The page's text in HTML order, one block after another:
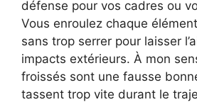
défense pour vos cadres ou
Vous enroulez chaque
sans trop serrer pour laisser
impacts extérieurs. À mon
froissés sont une fausse
tassent trop vite durant le